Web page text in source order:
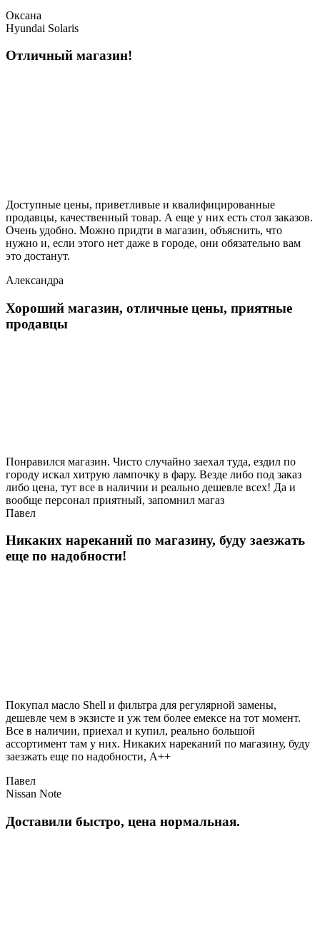
Оксана
Hyundai Solaris
Отличный магазин!
Доступные цены, приветливые и квалифицированные
продавцы, качественный товар. А еще у них есть стол заказов.
Очень удобно. Можно придти в магазин, объяснить, что
нужно и, если этого нет даже в городе, они обязательно вам
это достанут.
Александра
Хороший магазин, отличные цены, приятные
продавцы
Понравился магазин. Чисто случайно заехал туда, ездил по
городу искал хитрую лампочку в фару. Везде либо под заказ
либо цена, тут все в наличии и реально дешевле всех! Да и
вообще персонал приятный, запомнил магаз
Павел
Никаких нареканий по магазину, буду заезжать
еще по надобности!
Покупал масло Shell и фильтра для регулярной замены,
дешевле чем в экзисте и уж тем более емексе на тот момент.
Все в наличии, приехал и купил, реально большой
ассортимент там у них. Никаких нареканий по магазину, буду
заезжать еще по надобности, A++
Павел
Nissan Note
Доставили быстро, цена нормальная.